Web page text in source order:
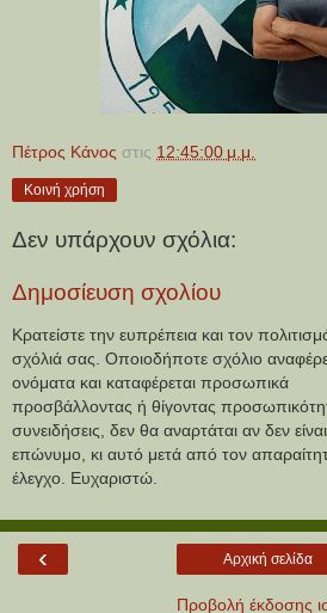
Πέτρος Κάνος στις 12:45:00 μ.μ.
Κοινή χρήση
Δεν υπάρχουν σχόλια:
Δημοσίευση σχολίου
Κρατείστε την ευπρέπεια και τον
σχόλιά σας. Οποιοδήποτε σχόλιο
ονόματα και καταφέρεται προσωπικά
προσβάλλοντας ή θίγοντας
συνειδήσεις, δεν θα αναρτάται αν δεν είναι
επώνυμο, κι αυτό μετά από τον
έλεγχο. Ευχαριστώ.
‹ Αρχική σελίδα
Προβολή έκδοσης